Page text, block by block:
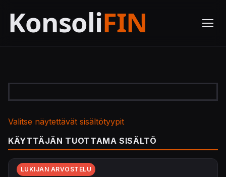
Valitse näytettävät sisältötyypit
KÄYTTÄJÄN TUOTTAMA SISÄLTÖ
LUKIJAN ARVOSTELU